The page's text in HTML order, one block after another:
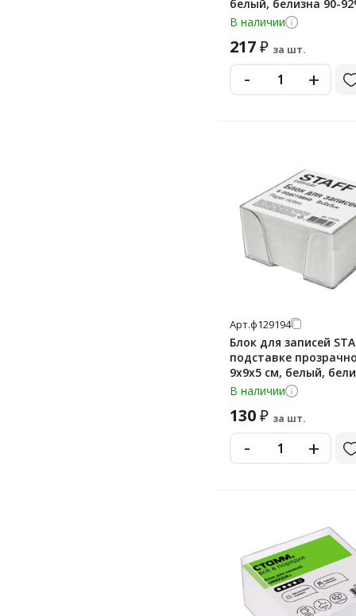
белый, белизна 90-
129204
В наличии
217₽ за шт.
- +
Арт.ф129194
Блок для записей
подставке
9х9х5 см, белый,
80%, 129194
В наличии
130₽ за шт.
- +